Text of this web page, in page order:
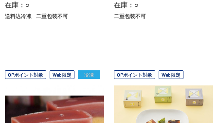
在庫：○
送料込冷凍 二重包装不可
在庫：○
二重包装不可
OPポイント対象 Web限定 冷凍 OPポイント対象 Web限定